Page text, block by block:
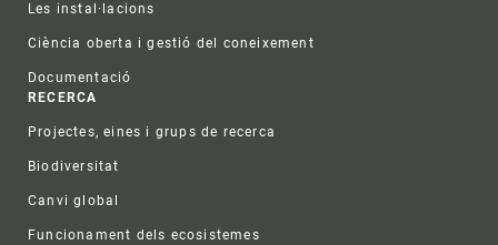
Les instal·lacions
Ciència oberta i gestió del coneixement
Documentació
RECERCA
Projectes, eines i grups de recerca
Biodiversitat
Canvi global
Funcionament dels ecosistemes